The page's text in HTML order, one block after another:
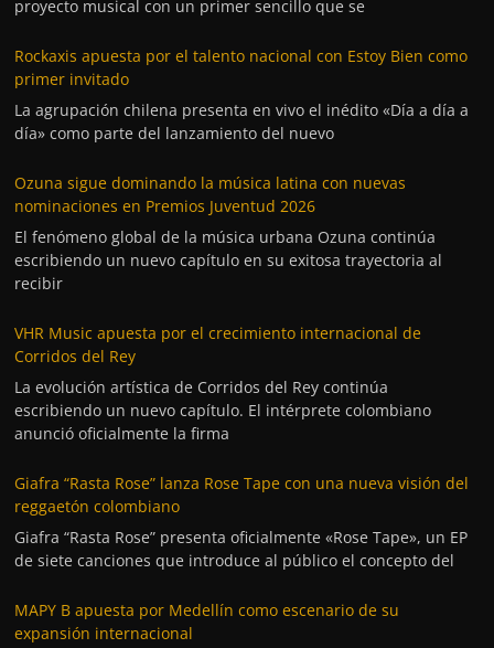
proyecto musical con un primer sencillo que se
Rockaxis apuesta por el talento nacional con Estoy Bien como
primer invitado
La agrupación chilena presenta en vivo el inédito «Día a día a
día» como parte del lanzamiento del nuevo
Ozuna sigue dominando la música latina con nuevas
nominaciones en Premios Juventud 2026
El fenómeno global de la música urbana Ozuna continúa
escribiendo un nuevo capítulo en su exitosa trayectoria al
recibir
VHR Music apuesta por el crecimiento internacional de
Corridos del Rey
La evolución artística de Corridos del Rey continúa
escribiendo un nuevo capítulo. El intérprete colombiano
anunció oficialmente la firma
Giafra “Rasta Rose” lanza Rose Tape con una nueva visión del
reggaetón colombiano
Giafra “Rasta Rose” presenta oficialmente «Rose Tape», un EP
de siete canciones que introduce al público el concepto del
MAPY B apuesta por Medellín como escenario de su
expansión internacional